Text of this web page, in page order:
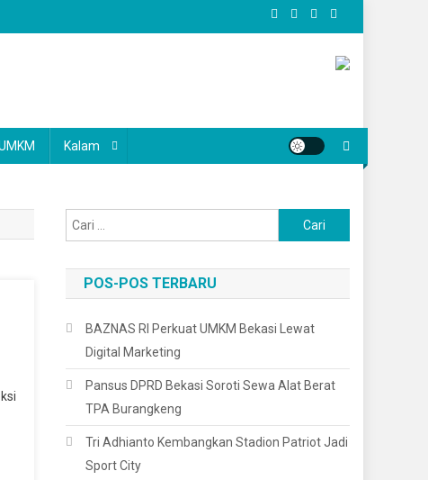
Kalam
untuk:
POS-POS TERBARU
BAZNAS RI Perkuat UMKM Bekasi Lewat
Digital Marketing
Pansus DPRD Bekasi Soroti Sewa Alat Berat
TPA Burangkeng
Tri Adhianto Kembangkan Stadion Patriot Jadi
Sport City